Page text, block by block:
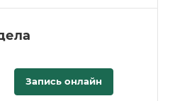
Запись онлайн